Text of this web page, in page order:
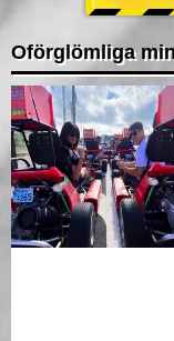
Oförglömliga